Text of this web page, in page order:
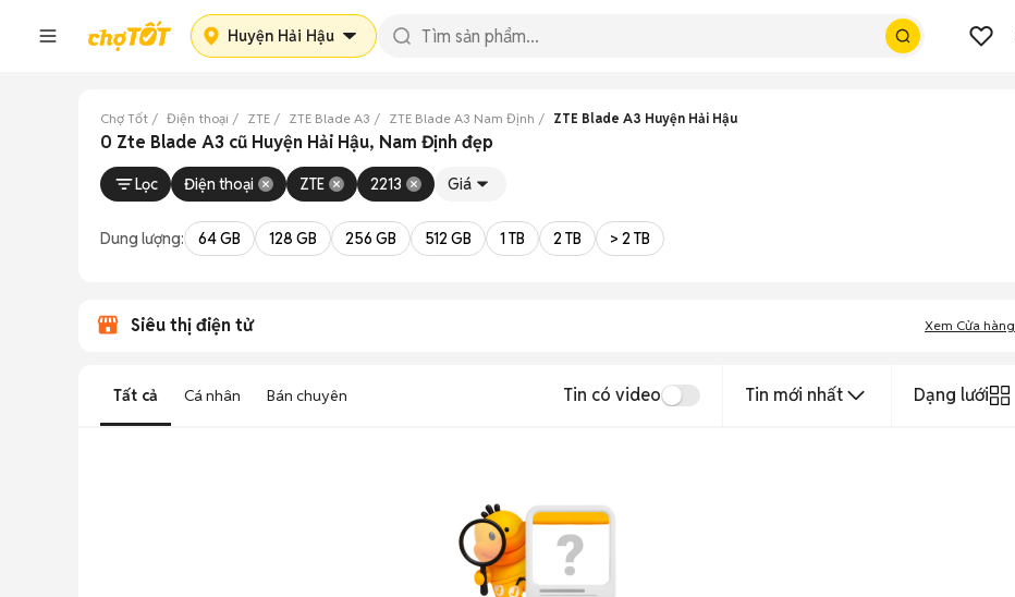
Huyện Hải Hậu
Chợ Tốt Điện thoại ZTE ZTE Blade A3 ZTE Blade A3 Nam Định ZTE Blade A3 Huyện Hải Hậu
0 Zte Blade A3 cũ Huyện Hải Hậu, Nam Định đẹp
Lọc Điện thoại ZTE 2213 Giá
Dung lượng: 64 GB 128 GB 256 GB 512 GB 1 TB 2 TB > 2 TB
Siêu thị điện tử Xem Cửa hàng
Tất cả Cá nhân Bán chuyên Tin có video Tin mới nhất Dạng lưới